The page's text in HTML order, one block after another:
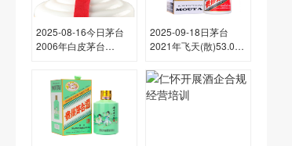
2025-08-16今日茅台
2006年白皮茅台
为3,350一瓶，下跌
350元
2025-09-18日茅台
2021年飞天(散)53.00
瓶，下跌 10元